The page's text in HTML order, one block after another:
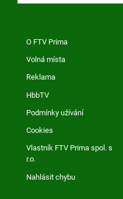
O FTV Prima
Volná místa
Reklama
HbbTV
Podmínky užívání
Cookies
Vlastník FTV Prima spol. s
r.o.
Nahlásit chybu